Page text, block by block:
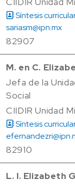
Síntesis
sariasm@ipn.mx
82907
M. en C.
Jefa de la
Social
CIIDIR Unidad
Síntesis
82910
L. I. Elizabeth